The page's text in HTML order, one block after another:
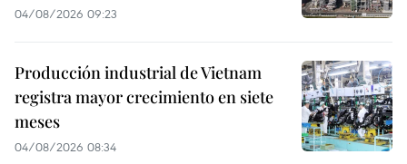
04/08/2026 09:23
Producción industrial de Vietnam
registra mayor crecimiento en siete
meses
04/08/2026 08:34